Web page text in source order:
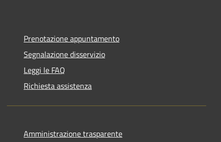
Prenotazione appuntamento
Segnalazione disservizio
Leggi le FAQ
Richiesta assistenza
Amministrazione trasparente